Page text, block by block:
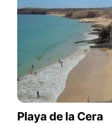
Playa de la Cera